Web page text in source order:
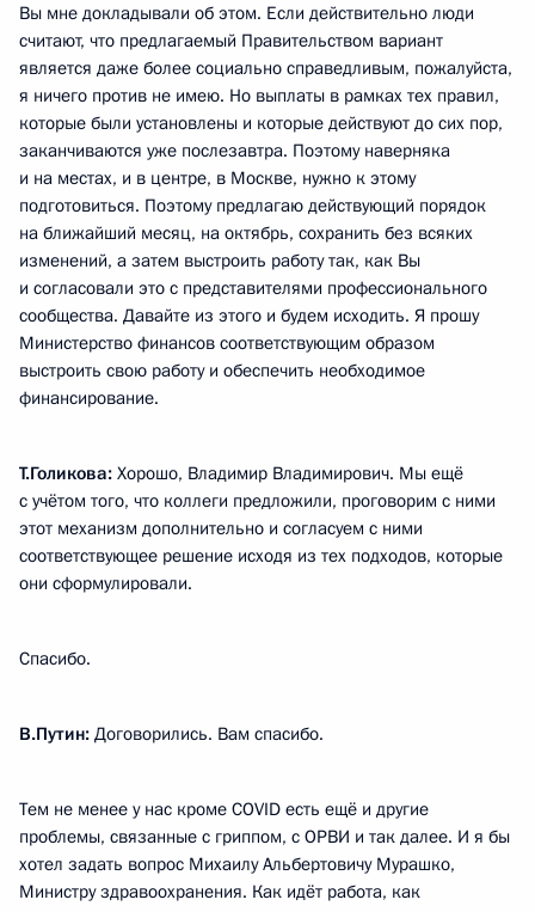
Вы мне докладывали об этом. Если действительно люди
считают, что предлагаемый Правительством вариант
является даже более социально справедливым, пожалуйста,
я ничего против не имею. Но выплаты в рамках тех правил,
которые были установлены и которые действуют до сих пор,
заканчиваются уже послезавтра. Поэтому наверняка
и на местах, и в центре, в Москве, нужно к этому
подготовиться. Поэтому предлагаю действующий порядок
на ближайший месяц, на октябрь, сохранить без всяких
изменений, а затем выстроить работу так, как Вы
и согласовали это с представителями профессионального
сообщества. Давайте из этого и будем исходить. Я прошу
Министерство финансов соответствующим образом
выстроить свою работу и обеспечить необходимое
финансирование.
Т.Голикова: Хорошо, Владимир Владимирович. Мы ещё
с учётом того, что коллеги предложили, проговорим с ними
этот механизм дополнительно и согласуем с ними
соответствующее решение исходя из тех подходов, которые
они сформулировали.
Спасибо.
В.Путин: Договорились. Вам спасибо.
Тем не менее у нас кроме COVID есть ещё и другие
проблемы, связанные с гриппом, с ОРВИ и так далее. И я бы
хотел задать вопрос Михаилу Альбертовичу Мурашко,
Министру здравоохранения. Как идёт работа, как